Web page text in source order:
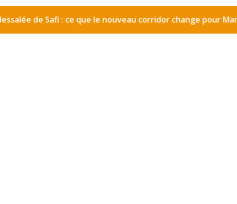
de Safi : ce que le nouveau corridor change pour Marrakech